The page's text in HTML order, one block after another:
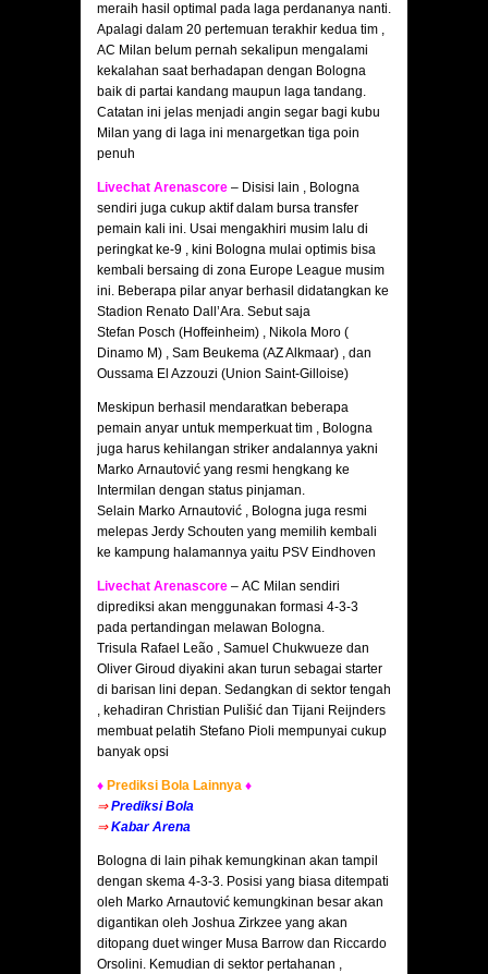
meraih hasil optimal pada laga perdananya nanti.
Apalagi dalam 20 pertemuan terakhir kedua tim ,
AC Milan belum pernah sekalipun mengalami
kekalahan saat berhadapan dengan Bologna
baik di partai kandang maupun laga tandang.
Catatan ini jelas menjadi angin segar bagi kubu
Milan yang di laga ini menargetkan tiga poin
penuh
Livechat Arenascore – Disisi lain , Bologna
sendiri juga cukup aktif dalam bursa transfer
pemain kali ini. Usai mengakhiri musim lalu di
peringkat ke-9 , kini Bologna mulai optimis bisa
kembali bersaing di zona Europe League musim
ini. Beberapa pilar anyar berhasil didatangkan ke
Stadion Renato Dall’Ara. Sebut saja
Stefan Posch (Hoffeinheim) , Nikola Moro (
Dinamo M) , Sam Beukema (AZ Alkmaar) , dan
Oussama El Azzouzi (Union Saint-Gilloise)
Meskipun berhasil mendaratkan beberapa
pemain anyar untuk memperkuat tim , Bologna
juga harus kehilangan striker andalannya yakni
Marko Arnautović yang resmi hengkang ke
Intermilan dengan status pinjaman.
Selain Marko Arnautović , Bologna juga resmi
melepas Jerdy Schouten yang memilih kembali
ke kampung halamannya yaitu PSV Eindhoven
Livechat Arenascore – AC Milan sendiri
diprediksi akan menggunakan formasi 4-3-3
pada pertandingan melawan Bologna.
Trisula Rafael Leão , Samuel Chukwueze dan
Oliver Giroud diyakini akan turun sebagai starter
di barisan lini depan. Sedangkan di sektor tengah
, kehadiran Christian Pulišić dan Tijani Reijnders
membuat pelatih Stefano Pioli mempunyai cukup
banyak opsi
♦ Prediksi Bola Lainnya ♦
⇒ Prediksi Bola
⇒ Kabar Arena
Bologna di lain pihak kemungkinan akan tampil
dengan skema 4-3-3. Posisi yang biasa ditempati
oleh Marko Arnautović kemungkinan besar akan
digantikan oleh Joshua Zirkzee yang akan
ditopang duet winger Musa Barrow dan Riccardo
Orsolini. Kemudian di sektor pertahanan ,